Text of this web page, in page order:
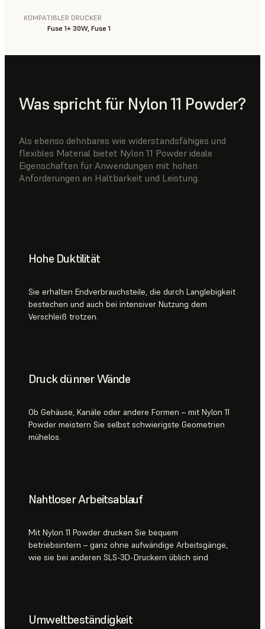
KOMPATIBLER DRUCKER
Fuse 1+ 30W, Fuse 1
Was spricht für Nylon 11 Powder?
Als ebenso dehnbares wie widerstandsfähiges und
flexibles Material bietet Nylon 11 Powder ideale
Eigenschaften für Anwendungen mit hohen
Anforderungen an Haltbarkeit und Leistung.
Hohe Duktilität
Sie erhalten Endverbrauchsteile, die durch Langlebigkeit
bestechen und auch bei intensiver Nutzung dem
Verschleiß trotzen.
Druck dünner Wände
Ob Gehäuse, Kanäle oder andere Formen – mit Nylon 11
Powder meistern Sie selbst schwierigste Geometrien
mühelos.
Nahtloser Arbeitsablauf
Mit Nylon 11 Powder drucken Sie bequem
betriebsintern – ganz ohne aufwändige Arbeitsgänge,
wie sie bei anderen SLS-3D-Druckern üblich sind.
Umweltbeständigkeit